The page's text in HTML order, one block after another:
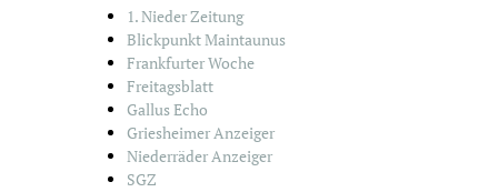
1. Nieder Zeitung
Blickpunkt Maintaunus
Frankfurter Woche
Freitagsblatt
Gallus Echo
Griesheimer Anzeiger
Niederräder Anzeiger
SGZ